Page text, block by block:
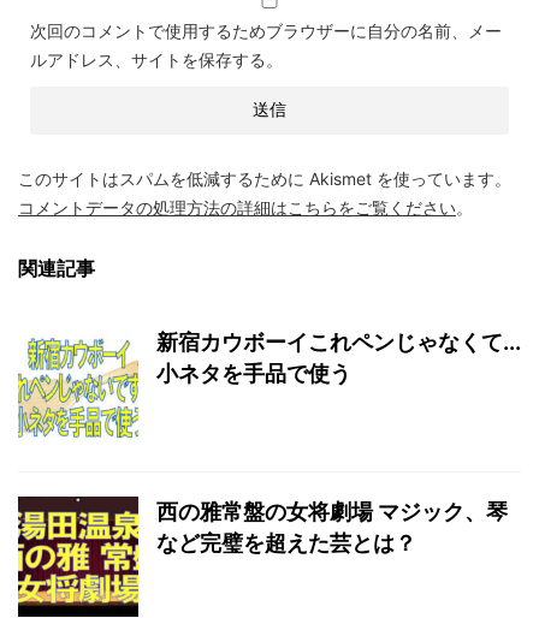
次回のコメントで使用するためブラウザーに自分の名前、メー
ルアドレス、サイトを保存する。
このサイトはスパムを低減するために Akismet を使っています。
コメントデータの処理方法の詳細はこちらをご覧ください。
関連記事
新宿カウボーイこれペンじゃなくて...
小ネタを手品で使う
西の雅常盤の女将劇場 マジック、琴
など完璧を超えた芸とは？